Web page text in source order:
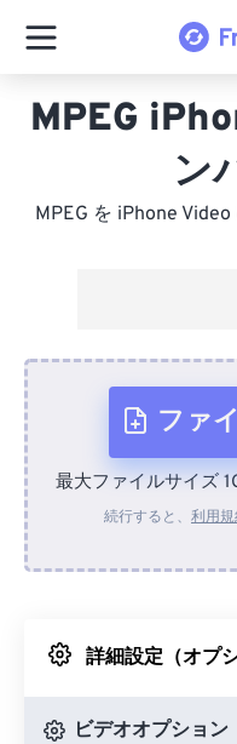
MPEG
ン
MPEG を iPhone
ファ
デ
最大ファイルサイズ
続行すると、 利用規
詳細設定（オプ
ビデオオプション